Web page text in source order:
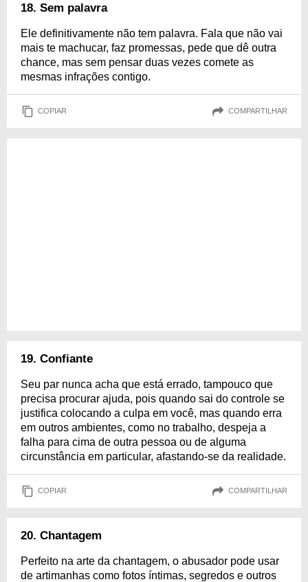
18. Sem palavra
Ele definitivamente não tem palavra. Fala que não vai
mais te machucar, faz promessas, pede que dê outra
chance, mas sem pensar duas vezes comete as
mesmas infrações contigo.
COPIAR COMPARTILHAR
19. Confiante
Seu par nunca acha que está errado, tampouco que
precisa procurar ajuda, pois quando sai do controle se
justifica colocando a culpa em você, mas quando erra
em outros ambientes, como no trabalho, despeja a
falha para cima de outra pessoa ou de alguma
circunstância em particular, afastando-se da realidade.
COPIAR COMPARTILHAR
20. Chantagem
Perfeito na arte da chantagem, o abusador pode usar
de artimanhas como fotos íntimas, segredos e outros